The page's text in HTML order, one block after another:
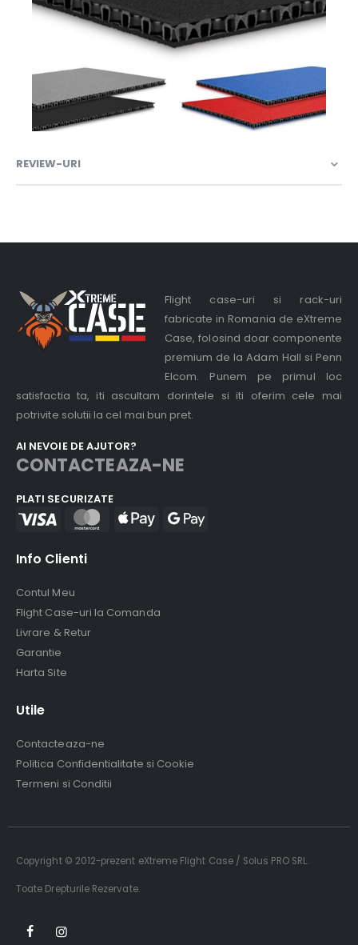
REVIEW-URI
Flight case-uri si rack-uri
fabricate in Romania de eXtreme
Case, folosind doar componente
premium de la Adam Hall si Penn
Elcom. Punem pe primul loc
satisfactia ta, iti ascultam dorintele si iti oferim cele mai
potrivite solutii la cel mai bun pret.
AI NEVOIE DE AJUTOR?
CONTACTEAZA-NE
PLATI SECURIZATE
Info Clienti
Contul Meu
Flight Case-uri la Comanda
Livrare & Retur
Garantie
Harta Site
Utile
Contacteaza-ne
Politica Confidentialitate si Cookie
Termeni si Conditii
Copyright © 2012-prezent eXtreme Flight Case / Solus PRO SRL.
Toate Drepturile Rezervate.